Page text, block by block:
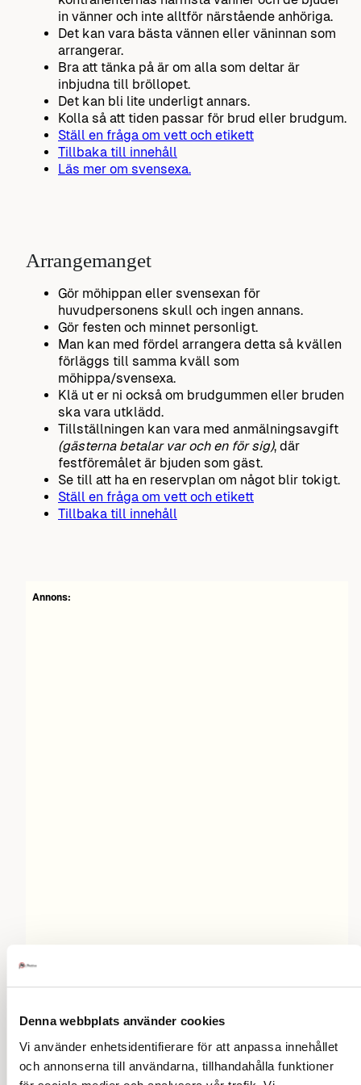
Denna webbplats använder cookies
Vi använder enhetsidentifierare för att anpassa innehållet
och annonserna till användarna, tillhandahålla funktioner
in vänner och inte alltför närstående anhöriga.
Det kan vara bästa vännen eller väninnan som
arrangerar.
Bra att tänka på är om alla som deltar är
inbjudna till bröllopet.
Det kan bli lite underligt annars.
Kolla så att tiden passar för brud eller brudgum.
Ställ en fråga om vett och etikett
Tillbaka till innehåll
Läs mer om svensexa.
Arrangemanget
Gör möhippan eller svensexan för
huvudpersonens skull och ingen annans.
Gör festen och minnet personligt.
Man kan med fördel arrangera detta så kvällen
förläggs till samma kväll som
möhippa/svensexa.
Klä ut er ni också om brudgummen eller bruden
ska vara utklädd.
Tillställningen kan vara med anmälningsavgift
(gästerna betalar var och en för sig), där
festföremålet är bjuden som gäst.
Se till att ha en reservplan om något blir tokigt.
Ställ en fråga om vett och etikett
Tillbaka till innehåll
Annons:
Mökväll